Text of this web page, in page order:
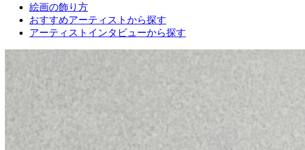
絵画の飾り方
おすすめアーティストから探す
アーティストインタビューから探す